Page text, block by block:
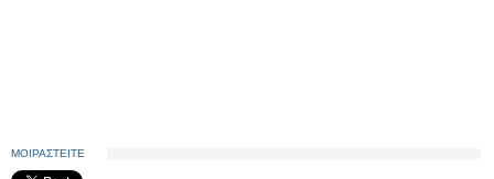
ΜΟΙΡΑΣΤΕΙΤΕ